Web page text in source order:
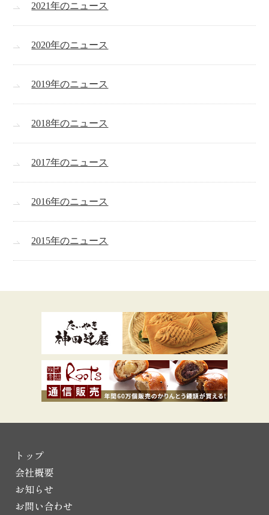
2021年のニュース
2020年のニュース
2019年のニュース
2018年のニュース
2017年のニュース
2016年のニュース
2015年のニュース
トップ
会社概要
お知らせ
お問い合わせ